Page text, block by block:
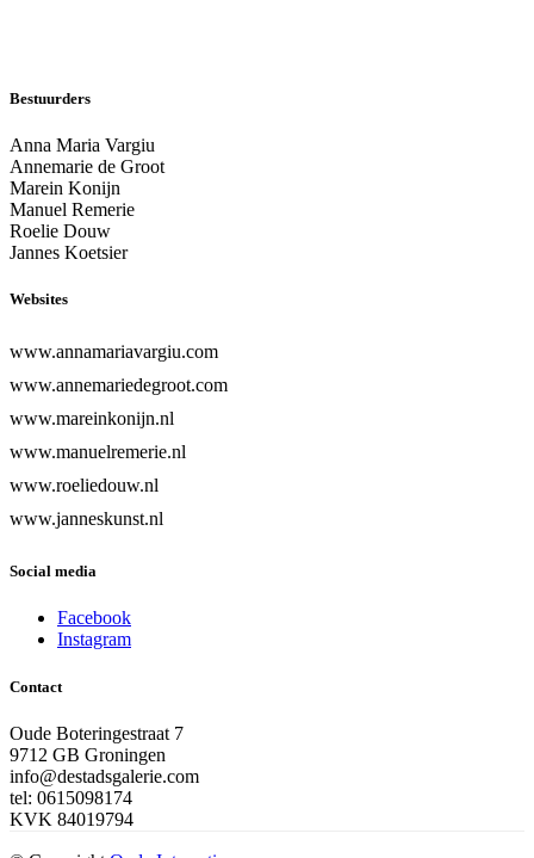
Bestuurders
Anna Maria Vargiu
Annemarie de Groot
Marein Konijn
Manuel Remerie
Roelie Douw
Jannes Koetsier
Websites
www.annamariavargiu.com
www.annemariedegroot.com
www.mareinkonijn.nl
www.manuelremerie.nl
www.roeliedouw.nl
www.janneskunst.nl
Social media
Facebook
Instagram
Contact
Oude Boteringestraat 7
9712 GB Groningen
info@destadsgalerie.com
tel: 0615098174
KVK 84019794